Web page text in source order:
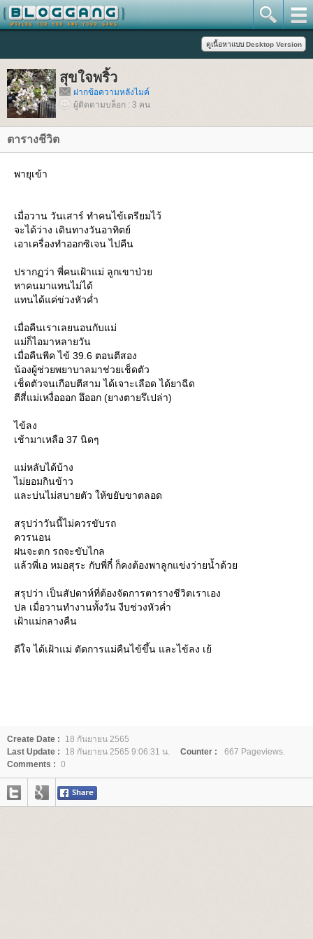
สุขใจพริ้ว
ฝากข้อความหลังไมค์
ผู้ติดตามบล็อก : 3 คน
ตารางชีวิต
พายุเข้า
เมื่อวาน วันเสาร์ ทำคนไข้เตรียมไว้
จะได้ว่าง เดินทางวันอาทิตย์
เอาเครื่องทำออกซิเจน ไปคืน
ปรากฏว่า พี่คนเฝ้าแม่ ลูกเขาป่ว
หาคนมาแทนไม่ได้
ทนได้แค่ข่วงหัวค่ำ
เมื่อคืนเราเลยนอนกับแม่
ม่ก็ไอมาหลายวัน
เมื่อคืนพีค ไข้ 39.6 ตอนตีสอง
น้องผู้ช่วยพยาบาลมาช่วยเช็ดตัว
เช็ดตัวจนเกือบตีสาม ได้เจาะเลือด ได้ยาฉีด
ตีสี่แม่เหงื่อออก อึออก (ยางตายรึเปล่า)
ไข้ลง
เช้ามาเหลือ 37 นิดๆ
ม่หลับได้บ้าง
ไม่ยอมกินข้าว
ละบ่นไม่สบายตัว ให้ขยับขาตลอด
สรุปว่าวันนี้ไม่ควรขับรถ
ควรนอน
ฝนจะตก รถจะขับไกล
ล้วพี่เอ หมอสุระ กับพี่กี๋ ก็คงต้องพาลูกแข่งว่ายน้ำด้ว
สรุปว่า เป็นสัปดาห์ที่ต้องจัดการตารางชีวิตเราเอง
ปล เมื่อวานทำงานทั้งวัน งีบช่วงหัวค่ำ
เฝ้าแม่กลางคืน
ดีใจ ได้เฝ้าแม่ ตัดการแม่คืนไข้ขึ้น และไข้ลง เย้
Create Date :
18 กันยายน 2565
Last Update :
18 กันยายน 2565 9:06:31 น. Counter :
667 Pageviews.
Comments : 0